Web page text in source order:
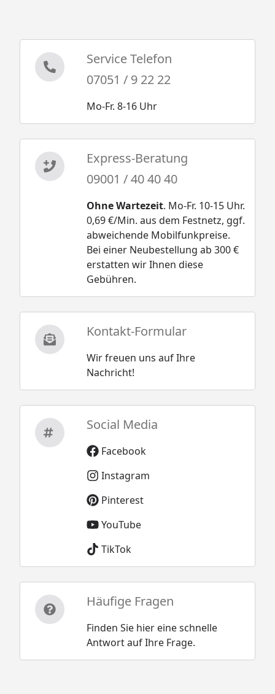
Service Telefon
07051 / 9 22 22
Mo-Fr. 8-16 Uhr
Express-Beratung
09001 / 40 40 40
Ohne Wartezeit. Mo-Fr. 10-15 Uhr.
0,69 €/Min. aus dem Festnetz, ggf.
abweichende Mobilfunkpreise.
Bei einer Neubestellung ab 300 €
erstatten wir Ihnen diese
Gebühren.
Kontakt-Formular
Wir freuen uns auf Ihre
Nachricht!
Social Media
Facebook
Instagram
Pinterest
YouTube
TikTok
Häufige Fragen
Finden Sie hier eine schnelle
Antwort auf Ihre Frage.